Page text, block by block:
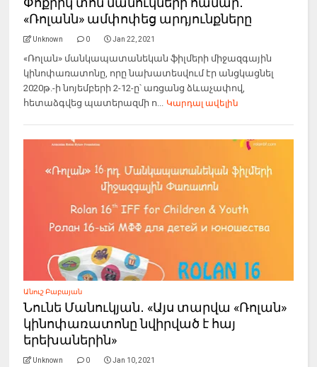
«Ռոլանն» ամփոփեց արդյունքները
Unknown 0 Jan 22, 2021
«Ռոլան» մանկապատանեկան ֆիլմերի միջազգային
կինոփառատոնը, որը նախատեսվում էր անցկացնել
2020թ.-ի նոյեմբերի 2-12-ը՝ առցանց ձևաչափով,
հետաձգվեց պատերազմի ո... Կարդալ ավելին
Անուշ Բաբայան
Նունե Մանուկյան․ «Այս տարվա «Ռոլան»
կինոփառատոնը նվիրված է հայ
երեխաներին»
Unknown 0 Jan 10, 2021